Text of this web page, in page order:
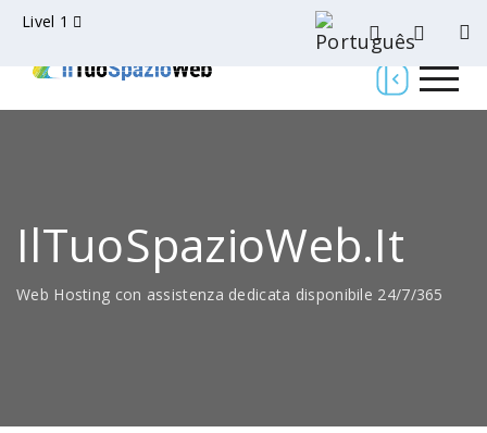
Livel 1
IlTuoSpazioWeb.it
Web Hosting con assistenza dedicata disponibile 24/7/365